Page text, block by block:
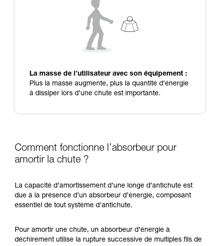
La masse de l’utilisateur avec son équipement :
Plus la masse augmente, plus la quantité d’énergie
à dissiper lors d’une chute est importante.
Comment fonctionne l’absorbeur pour
amortir la chute ?
La capacité d’amortissement d’une longe d’antichute est
due à la présence d’un absorbeur d’énergie, composant
essentiel de tout système d'antichute.
Pour amortir une chute, un absorbeur d’énergie à
déchirement utilise la rupture successive de multiples fils de